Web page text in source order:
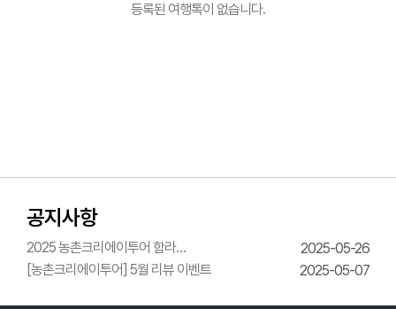
등록된 여행톡이 없습니다.
공지사항
2025 농촌크리에이투어 함라
한옥체험관 웨딩의상체험
2025-05-26
[농촌크리에이투어] 5월 리뷰 이벤트
2025-05-07